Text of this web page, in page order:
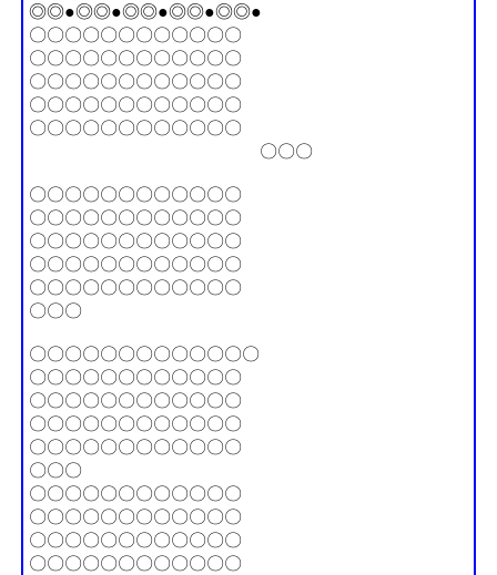
◎◎●◎◎●◎◎●◎◎●◎◎●
〇〇〇〇〇〇〇〇〇〇〇〇
〇〇〇〇〇〇〇〇〇〇〇〇
〇〇〇〇〇〇〇〇〇〇〇〇
〇〇〇〇〇〇〇〇〇〇〇〇
〇〇〇〇〇〇〇〇〇〇〇〇
〇〇〇
〇〇〇〇〇〇〇〇〇〇〇〇
〇〇〇〇〇〇〇〇〇〇〇〇
〇〇〇〇〇〇〇〇〇〇〇〇
〇〇〇〇〇〇〇〇〇〇〇〇
〇〇〇〇〇〇〇〇〇〇〇〇
〇〇〇
〇〇〇〇〇〇〇〇〇〇〇〇〇
〇〇〇〇〇〇〇〇〇〇〇〇
〇〇〇〇〇〇〇〇〇〇〇〇
〇〇〇〇〇〇〇〇〇〇〇〇
〇〇〇〇〇〇〇〇〇〇〇〇
〇〇〇
〇〇〇〇〇〇〇〇〇〇〇〇
〇〇〇〇〇〇〇〇〇〇〇〇
〇〇〇〇〇〇〇〇〇〇〇〇
〇〇〇〇〇〇〇〇〇〇〇〇